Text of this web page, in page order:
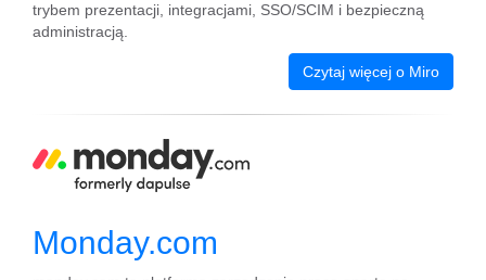
trybem prezentacji, integracjami, SSO/SCIM i bezpieczną
administracją.
Czytaj więcej o Miro
Monday.com